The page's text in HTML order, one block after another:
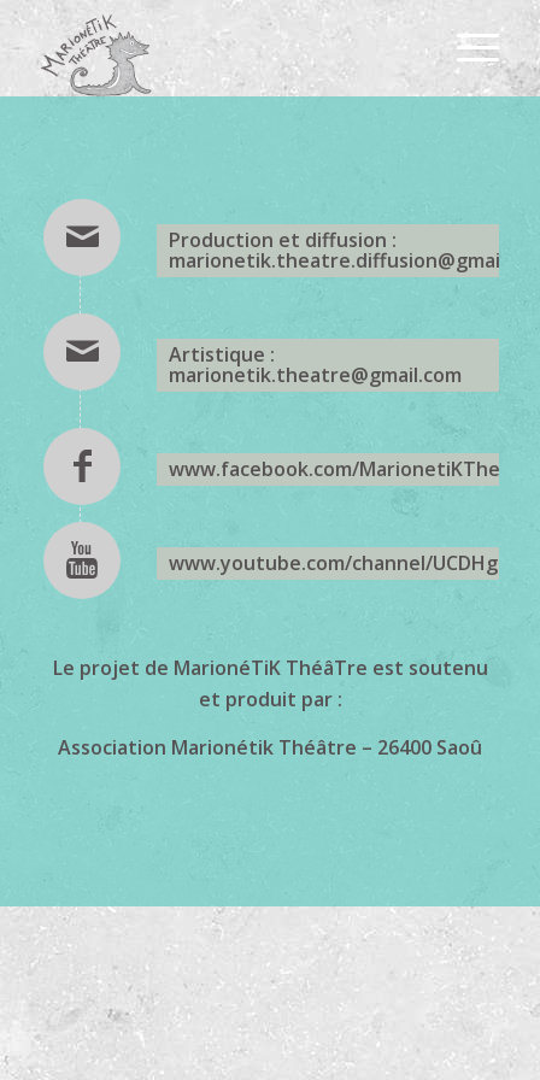
Production et diffusion :
Artistique :
marionetik.theatre@gmail.com
www.facebook.com/
www.youtube.com/channel/
Le projet de MarionéTiK ThéâTre est soutenu
et produit par :
Association Marionétik Théâtre – 26400 Saoû